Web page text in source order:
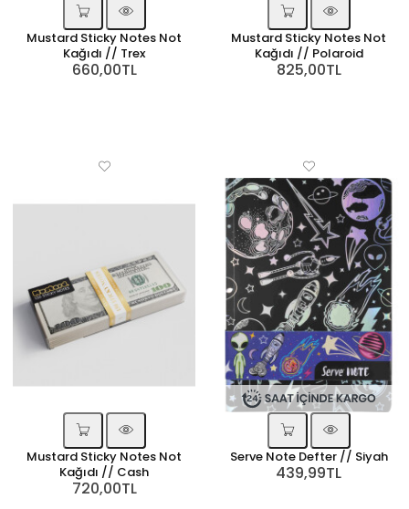
Mustard Sticky Notes Not
Kağıdı // Trex
660,00TL
Mustard Sticky Notes Not
Kağıdı // Polaroid
825,00TL
Mustard Sticky Notes Not
Kağıdı // Cash
720,00TL
Serve Note Defter // Siyah
439,99TL